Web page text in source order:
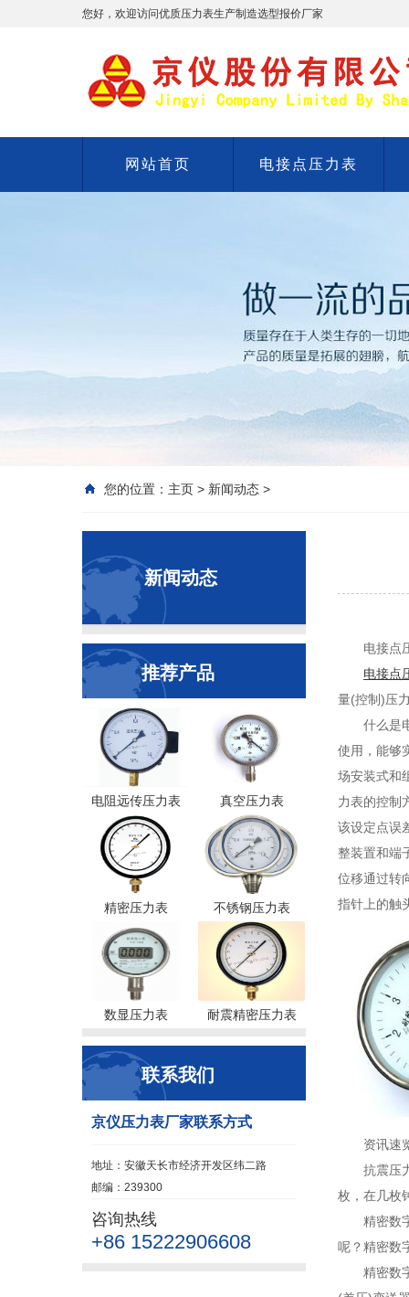
您好，欢迎访问优质压力表生产制造选型报价厂家
网站首页 电接点压力表
您的位置： 主页 > 新闻动态 >
新闻动态
推荐产品
电阻远传压力表 真空压力表
精密压力表 不锈钢压力表
数显压力表 耐震精密压力表
联系我们
京仪压力表厂家联系方式
地址：安徽天长市经济开发区纬二路
邮编：239300
咨询热线
+86 15222906608
电接点
电接点
量(控制)压
什么是
使用，能够
场安装式和
力表的控制
该设定点误
整装置和端
位移通过转
指针上的触
资讯速
抗震压
枚，在几枚
精密数
呢？精密数
精密数